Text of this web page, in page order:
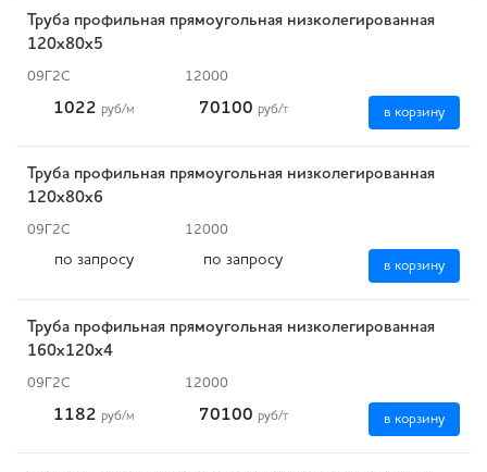
Труба профильная прямоугольная низколегированная
120х80х5
09Г2С 12000
1022 руб/м 70100 руб/т в корзину
Труба профильная прямоугольная низколегированная
120х80х6
09Г2С 12000
по запросу по запросу в корзину
Труба профильная прямоугольная низколегированная
160х120х4
09Г2С 12000
1182 руб/м 70100 руб/т в корзину